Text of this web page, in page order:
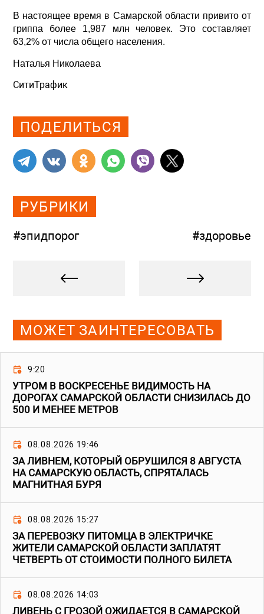
В настоящее время в Самарской области привито от
гриппа более 1,987 млн человек. Это составляет
63,2% от числа общего населения.
Наталья Николаева
СитиТрафик
ПОДЕЛИТЬСЯ
РУБРИКИ
#эпидпорог #здоровье
МОЖЕТ ЗАИНТЕРЕСОВАТЬ
9:20
УТРОМ В ВОСКРЕСЕНЬЕ ВИДИМОСТЬ НА
ДОРОГАХ САМАРСКОЙ ОБЛАСТИ СНИЗИЛАСЬ ДО
500 И МЕНЕЕ МЕТРОВ
08.08.2026 19:46
ЗА ЛИВНЕМ, КОТОРЫЙ ОБРУШИЛСЯ 8 АВГУСТА
НА САМАРСКУЮ ОБЛАСТЬ, СПРЯТАЛАСЬ
МАГНИТНАЯ БУРЯ
08.08.2026 15:27
ЗА ПЕРЕВОЗКУ ПИТОМЦА В ЭЛЕКТРИЧКЕ
ЖИТЕЛИ САМАРСКОЙ ОБЛАСТИ ЗАПЛАТЯТ
ЧЕТВЕРТЬ ОТ СТОИМОСТИ ПОЛНОГО БИЛЕТА
08.08.2026 14:03
ЛИВЕНЬ С ГРОЗОЙ ОЖИДАЕТСЯ В САМАРСКОЙ